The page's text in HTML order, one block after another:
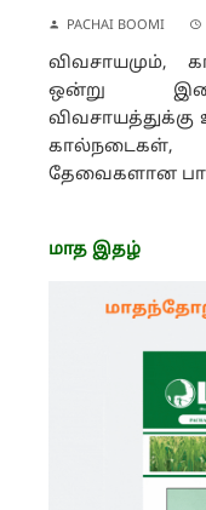
PACHAI BOOMI
விவசாயமும்,
ஒன்று
தேவைகளான
மாத இதழ்